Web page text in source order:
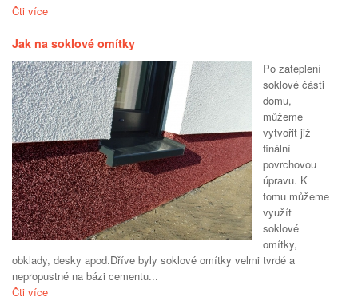
Čti více
Jak na soklové omítky
Po zateplení
soklové části
domu,
můžeme
vytvořit již
finální
povrchovou
úpravu. K
tomu můžeme
využít
soklové
omítky,
obklady, desky apod.Dříve byly soklové omítky velmi tvrdé a
nepropustné na bázi cementu...
Čti více